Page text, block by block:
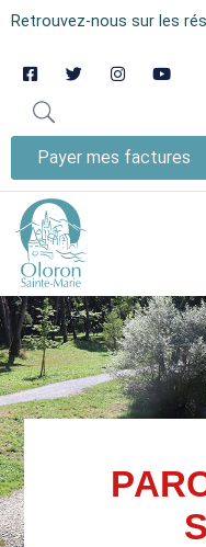
Retrouvez-nous sur les
Payer mes factures
AUJOURD’HUI
OLORON
JE
SUIS
MES
SERVICES
VIE
MUNICIPALE
JE
PARTICIPE
ACTUALITÉS